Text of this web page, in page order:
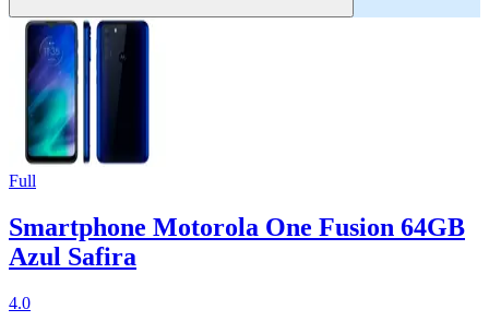
Full
Smartphone Motorola One Fusion 64GB
Azul Safira
4.0